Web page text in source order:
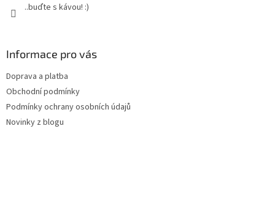
..buďte s kávou! :)
Informace pro vás
Doprava a platba
Obchodní podmínky
Podmínky ochrany osobních údajů
Novinky z blogu